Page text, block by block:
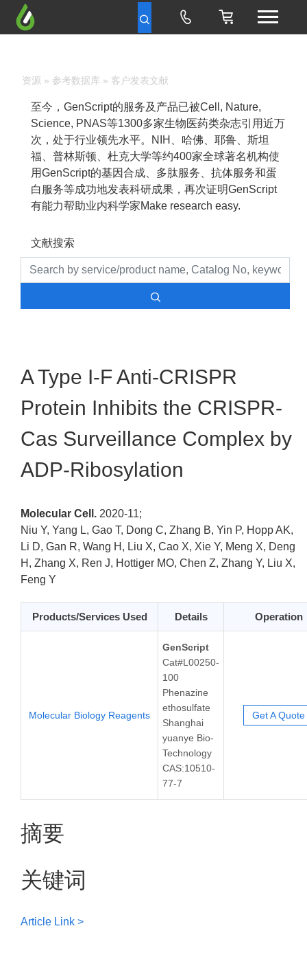
资源 » 参考数据库 » 客户发表文献
至今，GenScript的服务及产品已被Cell, Nature,
Science, PNAS等1300多家生物医药类杂志引用近万
次，处于行业领先水平。NIH、哈佛、耶鲁、斯坦
福、普林斯顿、杜克大学等约400家全球著名机构使
用GenScript的基因合成、多肽服务、抗体服务和蛋
白服务等成功地发表科研成果，再次证明GenScript
有能力帮助业内科学家Make research easy.
文献搜索
A Type I-F Anti-CRISPR
Protein Inhibits the CRISPR-
Cas Surveillance Complex by
ADP-Ribosylation
Molecular Cell. 2020-11;
Niu Y, Yang L, Gao T, Dong C, Zhang B, Yin P, Hopp AK,
Li D, Gan R, Wang H, Liu X, Cao X, Xie Y, Meng X, Deng
H, Zhang X, Ren J, Hottiger MO, Chen Z, Zhang Y, Liu X,
Feng Y
Products/Services Used Details Operation
Molecular Biology Reagents
GenScript
Cat#L00250-
100
Phenazine
ethosulfate
Shanghai
yuanye Bio-
Technology
CAS:10510-
77-7
Get A Quote
摘要
关键词
Article Link >